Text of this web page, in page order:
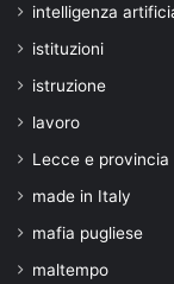
intelligenza
istituzioni
istruzione
lavoro
Lecce e provincia
made in Italy
mafia pugliese
maltempo